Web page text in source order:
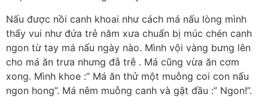
Nấu được nồi canh khoai như cách má nấu lòng mình
thấy vui như đứa trẻ năm xưa chuẩn bị múc chén canh
ngon từ tay má nấu ngày nào. Mình vội vàng bưng lên
cho má ăn trưa nhưng đẫ trễ . Má cũng vừa ăn cơm
xong. Mình khoe :” Má ăn thử một muỗng coi con nấu
ngon hong”. Má nêm muỗng canh và gật đầu :” Ngon!”.